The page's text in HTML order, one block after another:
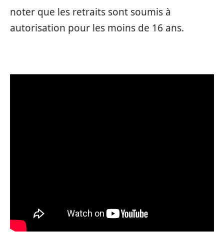
noter que les retraits sont soumis à
autorisation pour les moins de 16 ans.